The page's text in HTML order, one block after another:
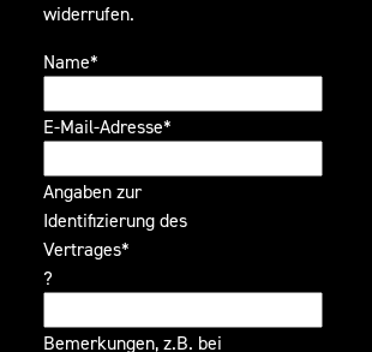
widerrufen.
Name*
E-Mail-Adresse*
Angaben zur
Identifizierung des
Vertrages*
?
Bemerkungen, z.B. bei